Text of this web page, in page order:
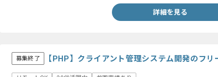
詳細を見る
募集終了 【PHP】クライアント管理システム開発のフ